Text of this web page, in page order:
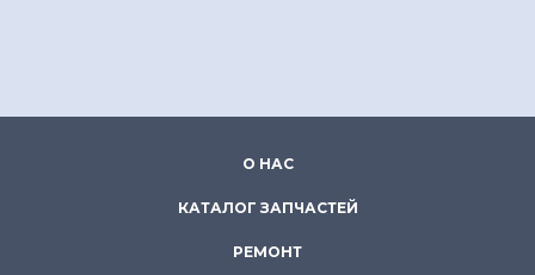
О НАС
КАТАЛОГ ЗАПЧАСТЕЙ
РЕМОНТ